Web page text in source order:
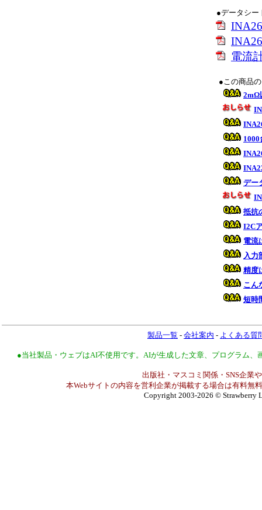
●データシー
電流
●この商品
2mΩ
デー
抵抗
I2C
電流
入力
精度
こん
短時
製品一覧 - 会社案内 - よくある質
●当社製品・ウェブはAI不使用です。AIが生成した文章、プログラム
出版社・マスコミ関係・SNS企業
本Webサイトの内容を営利企業が掲載する場合は有料無
Copyright 2003-2026 © Strawberry